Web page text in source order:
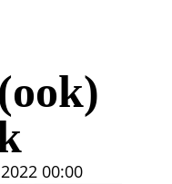
00:00